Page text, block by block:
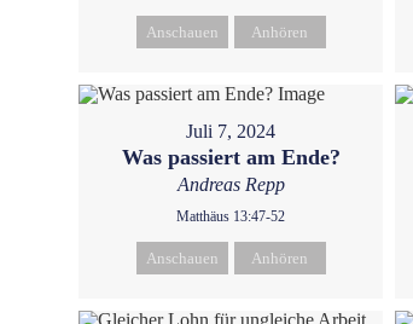
Anschauen Anhören
Juli 7, 2024
Was passiert am Ende?
Andreas Repp
Matthäus 13:47-52
Anschauen Anhören